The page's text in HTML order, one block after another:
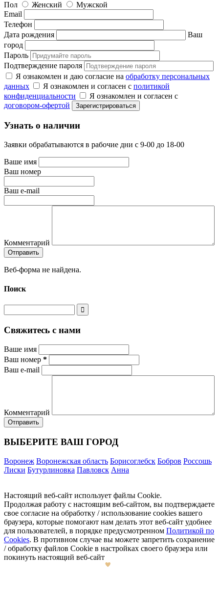
Пол
Женский
Мужской
Email
Телефон
Дата рождения
Ваш
город
Пароль
Подтверждение пароля
Я ознакомлен и даю согласие на обработку персональных
данных
Я ознакомлен и согласен с политикой
конфиденциальности
Я ознакомлен и согласен с
договором-офертой
Узнать о наличии
Заявки обрабатываются в рабочие дни с 9-00 до 18-00
Ваше имя
Ваш номер
Ваш e-mail
Комментарий
Веб-форма не найдена.
Поиск
Свяжитесь с нами
Ваше имя
Ваш номер *
Ваш e-mail
Комментарий
ВЫБЕРИТЕ ВАШ ГОРОД
Воронеж Воронежская область Борисоглебск Бобров Россошь
Лиски Бутурлиновка Павловск Анна
Настоящий веб-сайт использует файлы Cookie.
Продолжая работу с настоящим веб-сайтом, вы подтверждаете
свое согласие на обработку / использование cookies вашего
браузера, которые помогают нам делать этот веб-сайт удобнее
для пользователей, в порядке предусмотренном Политикой по
Cookies. В противном случае вы можете запретить сохранение
/ обработку файлов Cookie в настройках своего браузера или
покинуть настоящий веб-сайт